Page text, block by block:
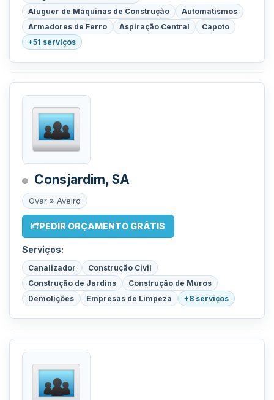
Aluguer de Máquinas de Construção
Automatismos
Armadores de Ferro
Aspiração Central
Capoto
+51 serviços
Consjardim, SA
Ovar » Aveiro
PEDIR ORÇAMENTO GRÁTIS
Serviços:
Canalizador
Construção Civil
Construção de Jardins
Construção de Muros
Demolições
Empresas de Limpeza +8 serviços